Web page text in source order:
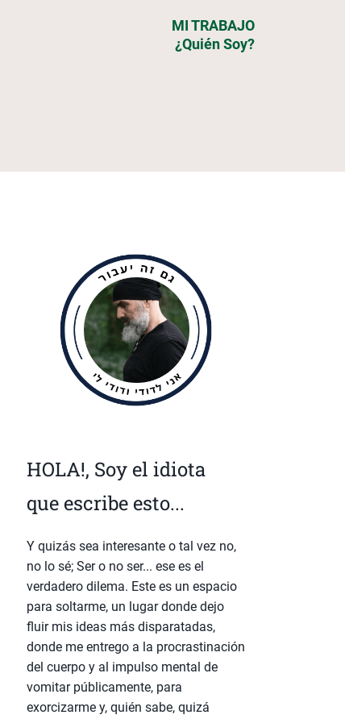
MI TRABAJO
¿Quién Soy?
HOLA!, Soy el idiota
que escribe esto...
Y quizás sea interesante o tal vez no,
no lo sé; Ser o no ser... ese es el
verdadero dilema. Este es un espacio
para soltarme, un lugar donde dejo
fluir mis ideas más disparatadas,
donde me entrego a la procrastinación
del cuerpo y al impulso mental de
vomitar públicamente, para
exorcizarme y, quién sabe, quizá